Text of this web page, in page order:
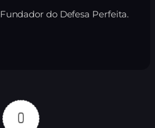
Fundador do Defesa Perfeita.
0